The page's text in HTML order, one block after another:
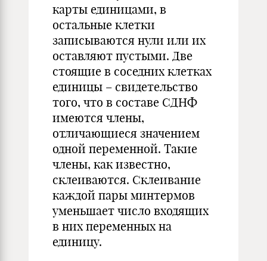
карты единицами, в
остальные клетки
записываются нули или их
оставляют пустыми. Две
стоящие в соседних клетках
единицы – свидетельство
того, что в составе СДНФ
имеются члены,
отличающиеся значением
одной переменной. Такие
члены, как известно,
склеиваются. Склеивание
каждой пары минтермов
уменьшает число входящих
в них переменных на
единицу.